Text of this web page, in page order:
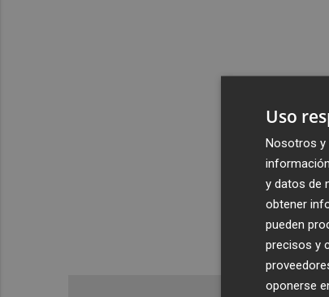
Uso
Nosotros y
y datos de
obtener
pueden
precisos y
oponerse